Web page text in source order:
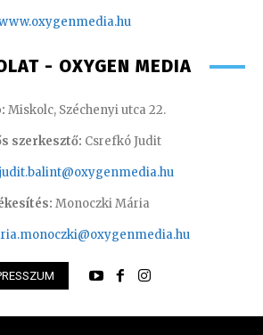
nmedia.hu
- OXYGEN MEDIA
Miskolc, Széchenyi utca 22.
szerkesztő: Csrefkó Judit
Monoczki Mária